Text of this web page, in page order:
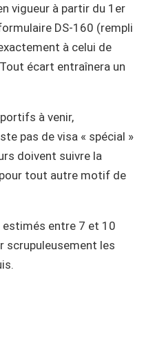
vigueur à partir du 1er
DS-160 (rempli
à celui de
écart entraînera un
à venir,
pas de visa « spécial »
doivent suivre la
tout autre motif de
entre 7 et 10
scrupuleusement les